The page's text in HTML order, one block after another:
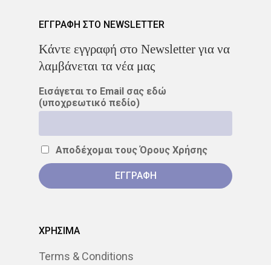
ΕΓΓΡΑΦΗ ΣΤΟ NEWSLETTER
Kάντε εγγραφή στο Newsletter για να
λαμβάνεται τα νέα μας
Εισάγεται το Email σας εδώ
(υποχρεωτικό πεδίο)
Αποδέχομαι τουςΌρους Χρήσης
ΧΡΗΣΙΜΑ
Terms & Conditions